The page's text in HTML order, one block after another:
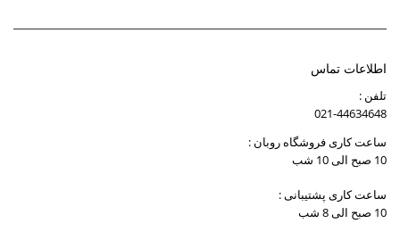
اطلاعات تماس
تلفن :
021-44634648
ساعت کاری فروشگاه روبان :
10 صبح الی 10 شب
ساعت کاری پشتیبانی :
10 صبح الی 8 شب